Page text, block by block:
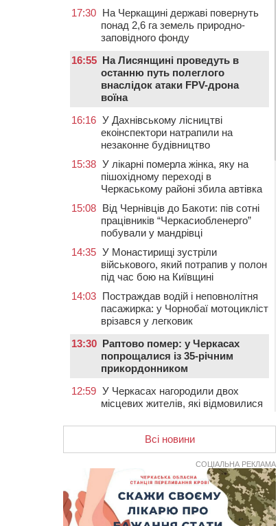
17:30 На Черкащині державі повернуть
понад 2,6 га земель природно-
заповідного фонду
16:55 На Лисянщині проведуть в
останню путь полеглого
внаслідок атаки FPV-дрона
воїна
16:16 У Дахнівському лісництві
екоінспектори натрапили на
незаконне будівництво
15:38 У лікарні померла жінка, яку на
пішохідному переході в
Черкаському районі збила автівка
15:08 Від Чернівців до Бакоти: пів сотні
працівників “Черкасиобленерго”
побували у мандрівці
14:35 У Монастирищі зустріли
військового, який потрапив у полон
під час бою на Київщині
14:03 Постраждав водій і неповнолітня
пасажирка: у Чорнобаї мотоцикліст
врізався у легковик
13:30 Раптово помер: у Черкасах
попрощалися із 35-річним
прикордонником
12:59 У Черкасах нагородили двох
місцевих жителів, які відмовилися
росіян
оновили дорожню розмітку на
центральних вулицях (ФОТО)
11:48
На черкаській дамбі загинув
водій BMW, зіткнувшись на
зустрічній смузі із вантажівкою
Всі новини
СОЦІАЛЬНА РЕКЛАМА